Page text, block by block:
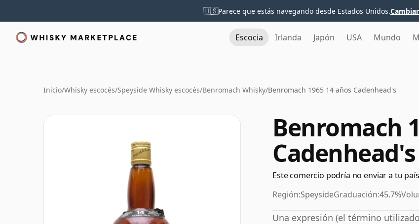
🇺🇸Parece que estás navegando desde Estados Unidos.
Escocia Irlanda Japón USA Mundo
Inicio/Whisky escocés/Speyside Whisky escocés/Benromach Whisky/Benromach 1965 14 años Cadenhead's
Benromach
Cadenhead's
Este comercio podría no enviar a tu país
Región:SpeysideGraduación:45.7%
Una expresión (el término